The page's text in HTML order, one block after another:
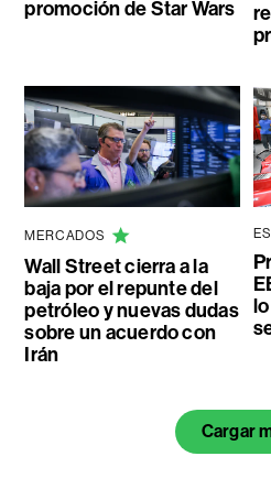
promoción de Star Wars
MERCADOS
Wall Street cierra a la
baja por el repunte del
petróleo y nuevas dudas
sobre un acuerdo con
Irán
Cargar